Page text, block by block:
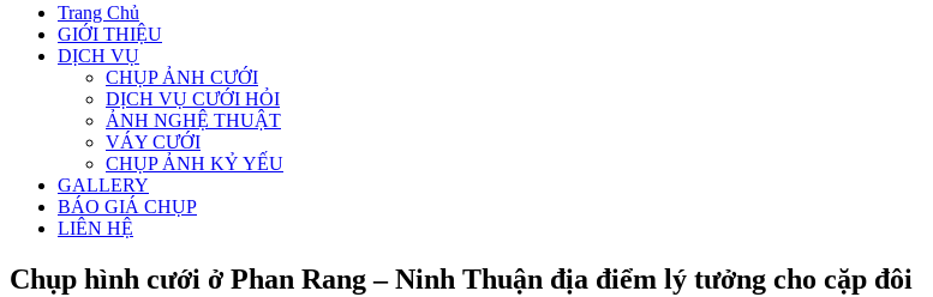
Trang Chủ
GIỚI THIỆU
DỊCH VỤ
CHỤP ẢNH CƯỚI
DỊCH VỤ CƯỚI HỎI
ẢNH NGHỆ THUẬT
VÁY CƯỚI
CHỤP ẢNH KỶ YẾU
GALLERY
BÁO GIÁ CHỤP
LIÊN HỆ
Chụp hình cưới ở Phan Rang – Ninh Thuận địa điểm lý tưởng cho cặp đôi